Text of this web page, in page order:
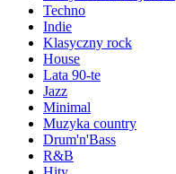
Techno
Indie
Klasyczny rock
House
Lata 90-te
Jazz
Minimal
Muzyka country
Drum'n'Bass
R&B